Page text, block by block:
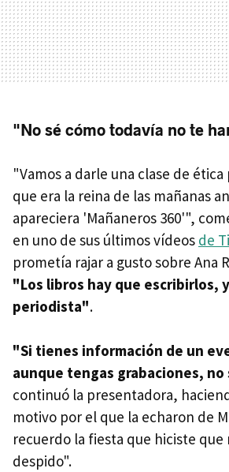
"No sé cómo todavía no te
"Vamos a darle una clase de
que era la reina de las mañanas
apareciera 'Mañaneros 360'",
en uno de sus últimos vídeos de
prometía rajar a gusto sobre Ana
"Los libros hay que escribirlos,
periodista".
"Si tienes información de un
aunque tengas grabaciones,
continuó la presentadora,
motivo por el que la echaron de
recuerdo la fiesta que hiciste que
despido".